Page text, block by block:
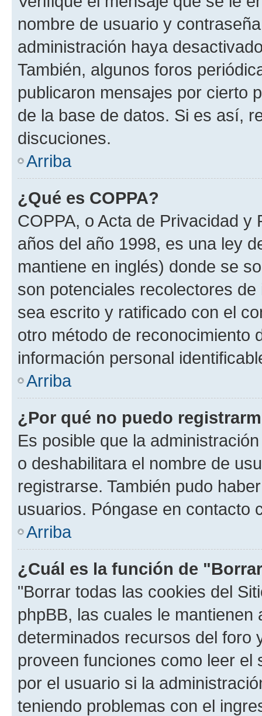
nombre de usuario y
administración haya
También, algunos foros
publicaron mensajes por cierto
de la base de datos. Si es así,
discuciones.
Arriba
¿Qué es COPPA?
COPPA, o Acta de Privacidad
años del año 1998, es una ley
mantiene en inglés) donde se
son potenciales recolectores
sea escrito y ratificado con el
otro método de reconocimiento
información personal
Arriba
¿Por qué no puedo
Es posible que la
o deshabilitara el nombre de
registrarse. También pudo
usuarios. Póngase en contacto
Arriba
¿Cuál es la función de
"Borrar todas las cookies del
phpBB, las cuales le
determinados recursos del foro
proveen funciones como leer el
por el usuario si la
teniendo problemas con el